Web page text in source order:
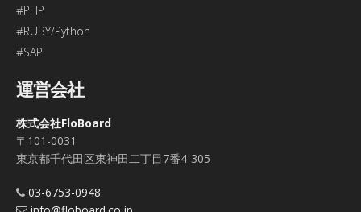
#PHP
#RUBY/Python
#SAP
運営会社
株式会社FloBoard
〒101-0031
東京都千代田区東神田二丁目7番4-305
03-6753-0948